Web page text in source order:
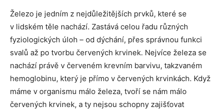
Železo je jedním z nejdůležitějších prvků, které se
v lidském těle nachází. Zastává celou řadu různých
fyziologických úloh – od dýchání, přes správnou funkci
svalů až po tvorbu červených krvinek. Nejvíce železa se
nachází právě v červeném krevním barvivu, takzvaném
hemoglobinu, který je přímo v červených krvinkách. Když
máme v organismu málo železa, tvoří se nám málo
červených krvinek, a ty nejsou schopny zajišťovat